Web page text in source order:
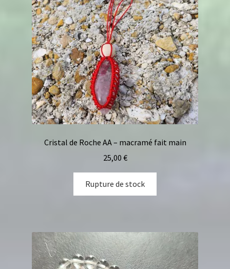
Cristal de Roche AA – macramé fait main
25,00 €
Rupture de stock